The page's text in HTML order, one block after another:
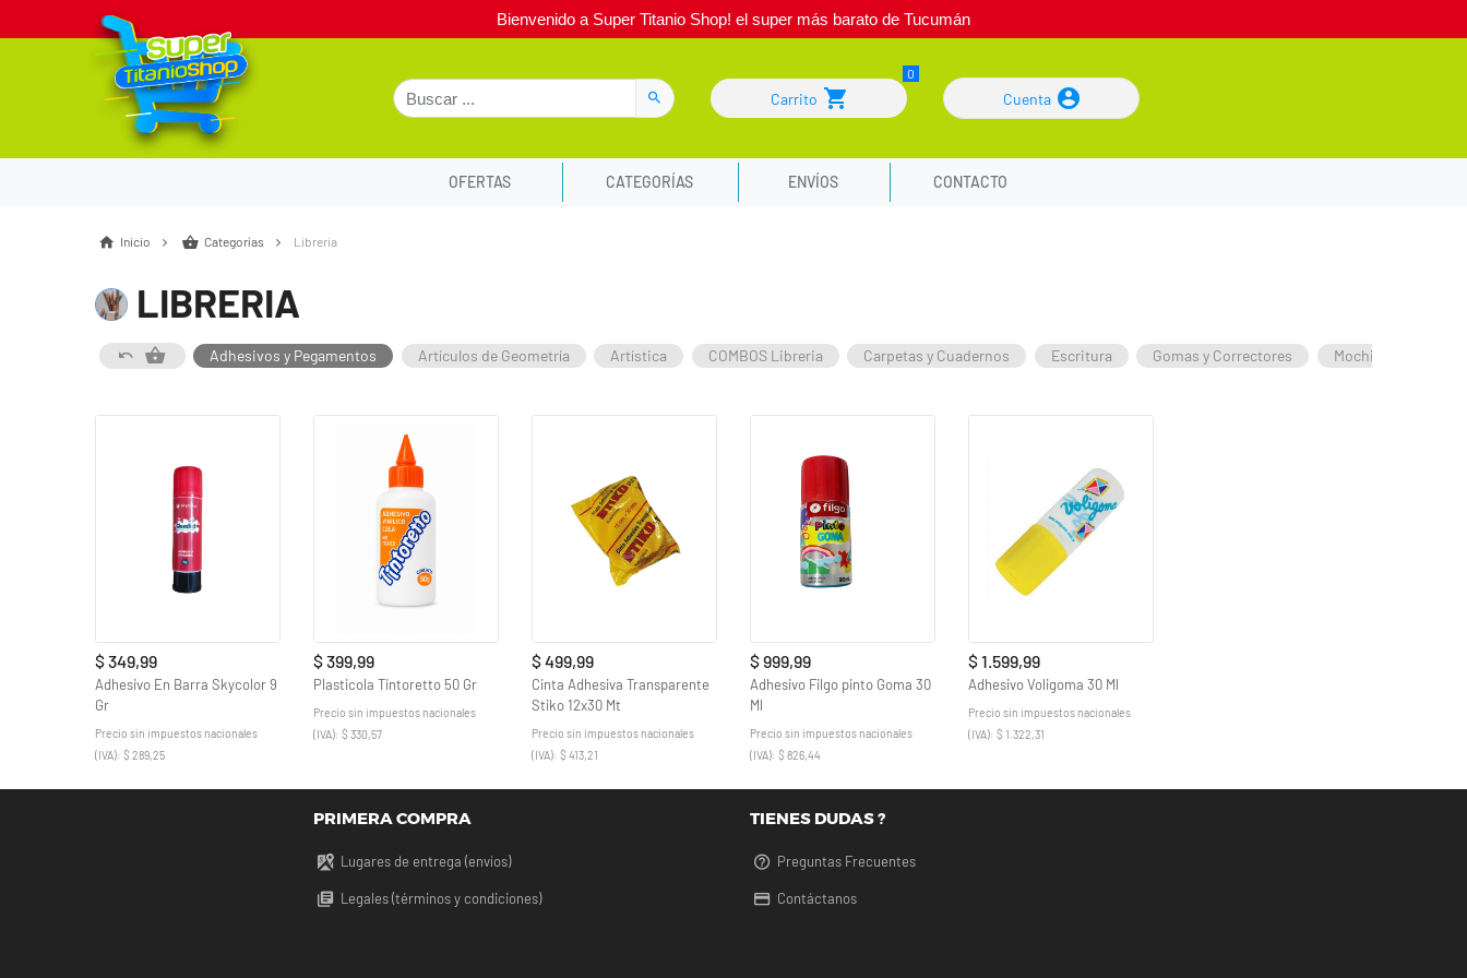
Bienvenido a Super Titanio Shop! el super más barato de Tucumán
Carrito Cuenta
OFERTAS CATEGORÍAS ENVÍOS CONTACTO
Inicio Categorías Libreria
LIBRERIA
Adhesivos y Pegamentos Artículos de Geometría Artística COMBOS Libreria Carpetas y Cuadernos Escritura Gomas y Correctores Mochilas y
$ 349,99
Adhesivo En Barra Skycolor 9
Gr
Precio sin impuestos nacionales
(IVA): $ 289,25
$ 399,99
Plasticola Tintoretto 50 Gr
Precio sin impuestos nacionales
(IVA): $ 330,57
$ 499,99
Cinta Adhesiva Transparente
Stiko 12x30 Mt
Precio sin impuestos nacionales
(IVA): $ 413,21
$ 999,99
Adhesivo Filgo pinto Goma 30
Ml
Precio sin impuestos nacionales
(IVA): $ 826,44
$ 1.599,99
Adhesivo Voligoma 30 Ml
Precio sin impuestos nacionales
(IVA): $ 1.322,31
PRIMERA COMPRA
Lugares de entrega (envíos)
Legales (términos y condiciones)
TIENES DUDAS ?
Preguntas Frecuentes
Contáctanos